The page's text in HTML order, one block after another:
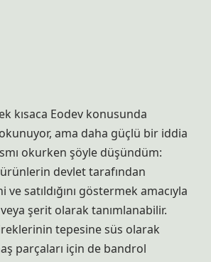
kısaca Eodev konusunda
ama daha güçlü bir iddia
okurken şöyle düşündüm:
devlet tarafından
satıldığını göstermek amacıyla
şerit olarak tanımlanabilir.
tepesine süs olarak
parçaları için de bandrol